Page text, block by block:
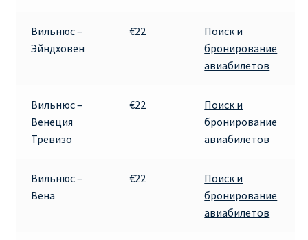
ПРИЛОЖЕНИЕ RYANAIR НА РУССКОМ
РАЙАНЭЙР НА РУССКОМ | КНФТФШК
Регистрация ребенка на рейс RYANAIR
Вильнюс –
Эйндховен
€22
Поиск и
бронирование
авиабилетов
Вильнюс –
Венеция
Тревизо
€22
Поиск и
бронирование
авиабилетов
Вильнюс –
Вена
€22
Поиск и
бронирование
авиабилетов